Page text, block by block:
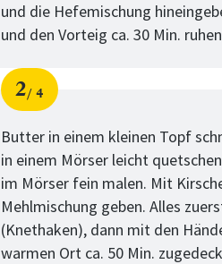
und die Hefemischung
und den Vorteig ca. 30 Min.
Schritt
2
von
4
Butter in einem kleinen Topf
in einem Mörser leicht
im Mörser fein malen. Mit
Mehlmischung geben. Alles
(Knethaken), dann mit den
warmen Ort ca. 50 Min.